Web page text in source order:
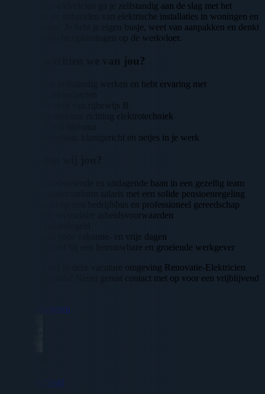
Als renovatie-elektricien ga je zelfstandig aan de slag met het
vernieuwen en uitbreiden van elektrische installaties in woningen en
bedrijfspanden. Je hebt je eigen busje, weet van aanpakken en denkt
mee in praktische oplossingen op de werkvloer.
Wat verwachten we van jou?
Je kunt zelfstandig werken en hebt ervaring met
In het bezit van rijbewijs B
MBO-diploma richting elektrotechniek
Betrouwbaar, klantgericht en netjes in je werk
Een afwisselende en uitdagende baan in een gezellig team
Een marktconform salaris met een solide pensioenregeling
Uitzicht op een bedrijfsbus en professioneel gereedschap
Goede secundaire arbeidsvoorwaarden
Ruimte voor vakantie- en vrije dagen
Zekerheid bij een betrouwbare en groeiende werkgever
Geinteresseerd in deze vacature omgeving Renovatie-Elektricien
Bergen op Zoom? Neem gerust contact met op voor een vrijblijvend
Direct solliciteren
0617615948